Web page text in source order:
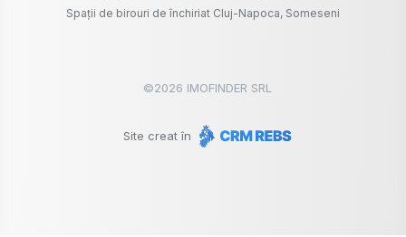
Spații de birouri de închiriat Cluj-Napoca, Someseni
©2026 IMOFINDER SRL
Site creat în